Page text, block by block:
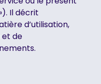
Il décrit
d’utilisation,
de